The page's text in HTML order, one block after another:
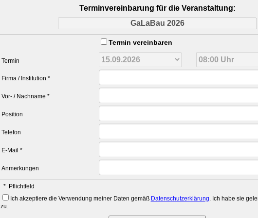
Terminvereinbarung für die Veranstaltung:
Termin vereinbaren
Termin
Firma / Institution *
Vor- / Nachname *
Position
Telefon
E-Mail *
Anmerkungen
* Pflichtfeld
Ich akzeptiere die Verwendung meiner Daten gemäß Datenschutzerklärung. Ich habe sie
zu.